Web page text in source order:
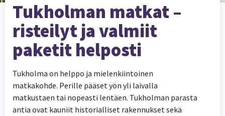
Tukholman matkat –
risteilyt ja valmiit
paketit helposti
Tukholma on helppo ja mielenkiintoinen
matkakohde. Perille pääset yön yli laivalla
matkustaen tai nopeasti lentäen. Tukholman parasta
antia ovat kauniit historialliset rakennukset sekä